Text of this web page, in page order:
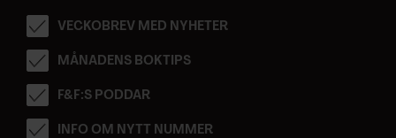
VECKOBREV MED NYHETER
MÅNADENS BOKTIPS
F&F:S PODDAR
INFO OM NYTT NUMMER